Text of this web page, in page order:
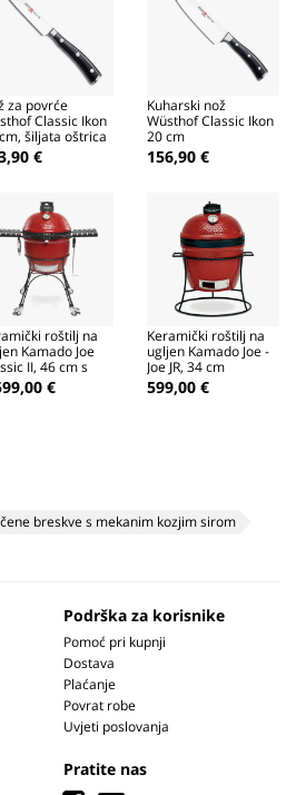
za povrće
Classic Ikon
šiljata oštrica
€
Kuharski nož
Wüsthof Classic Ikon
20 cm
156,90 €
roštilj na
Kamado Joe
II, 46 cm s
€
Keramički roštilj na
ugljen Kamado Joe -
Joe JR, 34 cm
599,00 €
breskve s mekanim kozjim sirom
Podrška za korisnike
Pomoć pri kupnji
Dostava
Plaćanje
Povrat robe
Uvjeti poslovanja
Pratite nas